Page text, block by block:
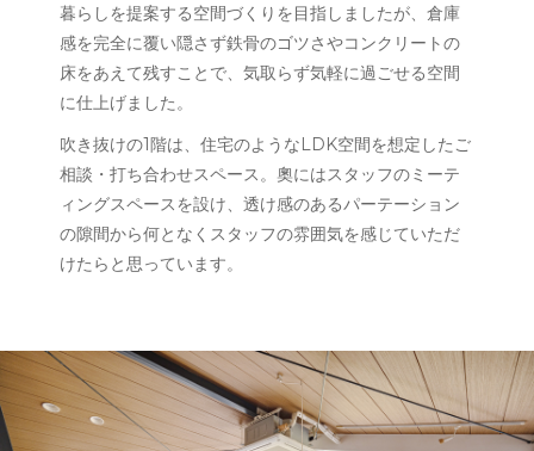
暮らしを提案する空間づくりを目指しましたが、倉庫
感を完全に覆い隠さず鉄骨のゴツさやコンクリートの
床をあえて残すことで、気取らず気軽に過ごせる空間
に仕上げました。
吹き抜けの1階は、住宅のようなLDK空間を想定したご
相談・打ち合わせスペース。奧にはスタッフのミーテ
ィングスペースを設け、透け感のあるパーテーション
の隙間から何となくスタッフの雰囲気を感じていただ
けたらと思っています。